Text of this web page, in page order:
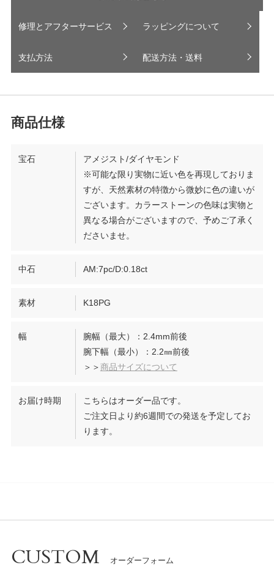
修理とアフターサービス ラッピングについて
支払方法 配送方法・送料
宝石
アメジスト/ダイヤモンド
※可能な限り実物に近い色を再現しておりま
すが、天然素材の特徴から微妙に色の違いが
ございます。カラーストーンの色味は実物と
異なる場合がございますので、予めご了承く
ださいませ。
中石 AM:7pc/D:0.18ct
素材 K18PG
幅
腕幅（最大）：2.4mm前後
腕下幅（最小）：2.2㎜前後
＞＞商品サイズについて
お届け時期
こちらはオーダー品です。
ご注文日より約6週間での発送を予定してお
ります。
CUSTOM